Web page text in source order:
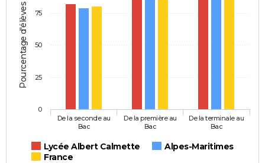
Pourcentage d'élèves
Lycée Albert Calmette
Alpes-Maritimes
France
De la seconde au
Bac
De la première au
Bac
De la terminale au
Bac
0
25
50
75